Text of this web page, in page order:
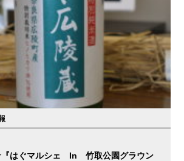
はぐマルシェ In 竹取公園グラウン